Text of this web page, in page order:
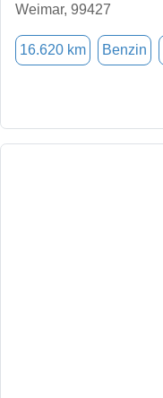
Weimar, 99427
16.620 km Benzin